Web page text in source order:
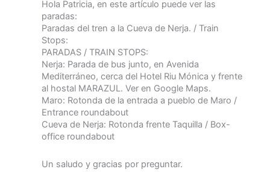
Hola Patricia, en este artículo puede ver las
paradas:
Paradas del tren a la Cueva de Nerja. / Train
Stops:
PARADAS / TRAIN STOPS:
Nerja: Parada de bus junto, en Avenida
Mediterráneo, cerca del Hotel Riu Mónica y frente
al hostal MARAZUL. Ver en Google Maps.
Maro: Rotonda de la entrada a pueblo de Maro /
Entrance roundabout
Cueva de Nerja: Rotonda frente Taquilla / Box-
office roundabout
Un saludo y gracias por preguntar.